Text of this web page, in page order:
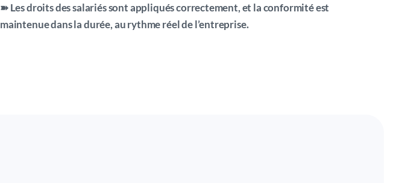
➽ Les droits des salariés sont appliqués correctement, et la conformité est
maintenue dans la durée, au rythme réel de l’entreprise.